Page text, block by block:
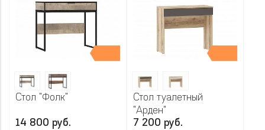
Стол "Фолк"
14 800 руб.
Стол туалетный
"Арден"
7 200 руб.